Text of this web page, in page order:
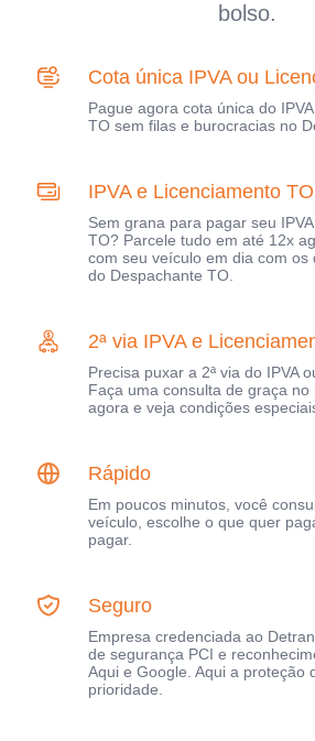
bolso.
Cota única IPVA ou
Pague agora cota única do
TO sem filas e burocracias no
IPVA e Licenciamento
Sem grana para pagar seu
TO? Parcele tudo em até 12x
com seu veículo em dia com os
do Despachante TO.
2ª via IPVA e
Precisa puxar a 2ª via do IPVA
Faça uma consulta de graça
agora e veja condições
Rápido
Em poucos minutos, você
veículo, escolhe o que quer
pagar.
Seguro
Empresa credenciada ao
de segurança PCI e
Aqui e Google. Aqui a proteção
prioridade.